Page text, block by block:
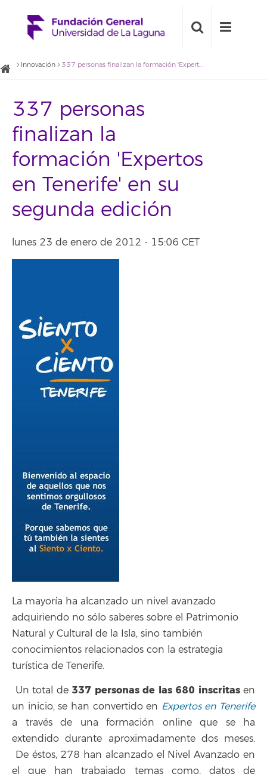
Innovación 337 personas finalizan la formación 'Expertos en Tenerife' en su segunda edición
337 personas
finalizan la
formación 'Expertos
en Tenerife' en su
segunda edición
lunes 23 de enero de 2012 - 15:06 CET
La mayoría ha alcanzado un nivel avanzado
adquiriendo no sólo saberes sobre el Patrimonio
Natural y Cultural de la Isla, sino también
conocimientos relacionados con la estrategia
turística de Tenerife.
Un total de 337 personas de las 680 inscritasen
un inicio, se han convertido en Expertos en Tenerife
a través de una formación online que se ha
extendido durante aproximadamente dos meses.
De éstos, 278 han alcanzado el Nivel Avanzado en
el que han trabajado temas como, datos de